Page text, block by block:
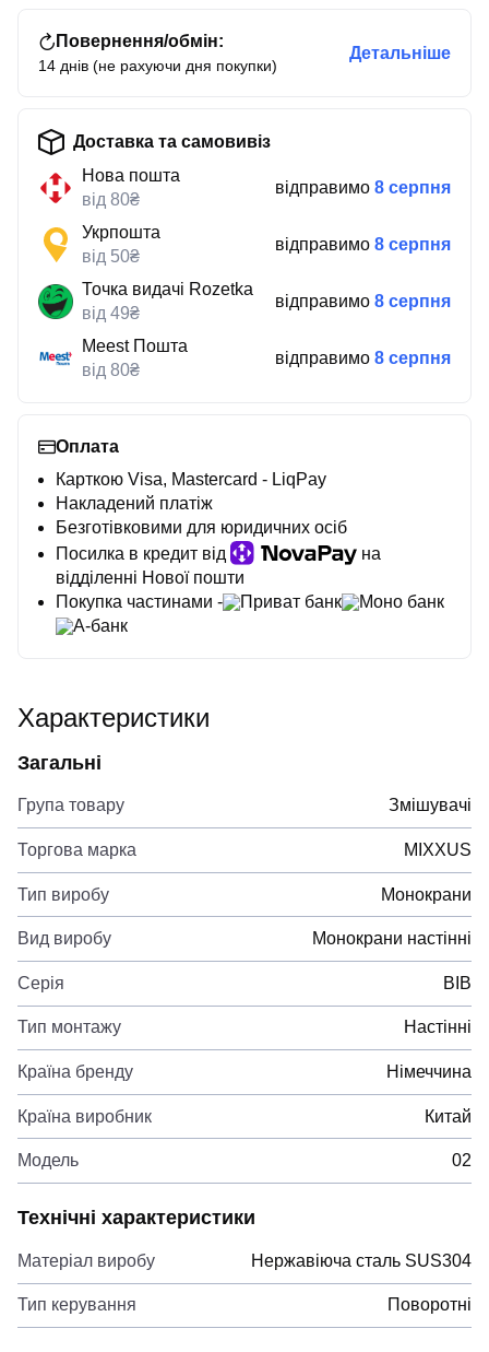
Повернення/обмін:
14 днів (не рахуючи дня покупки)
Детальніше
Доставка та самовивіз
Нова пошта
від 80₴
відправимо 8 серпня
Укрпошта
від 50₴
відправимо 8 серпня
Точка видачі Rozetka
від 49₴
відправимо 8 серпня
Meest Пошта
від 80₴
відправимо 8 серпня
Оплата
Карткою Visa, Mastercard - LiqPay
Накладений платіж
Безготівковими для юридичних осіб
Посилка в кредит від
на
відділенні Нової пошти
Покупка частинами -
Приват банк
Моно банк
А-банк
Характеристики
Загальні
Група товару Змішувачі
Торгова марка MIXXUS
Тип виробу Монокрани
Вид виробу Монокрани настінні
Серія BIB
Тип монтажу Настінні
Країна бренду Німеччина
Країна виробник Китай
Модель 02
Технічні характеристики
Матеріал виробу Нержавіюча сталь SUS304
Тип керування Поворотні